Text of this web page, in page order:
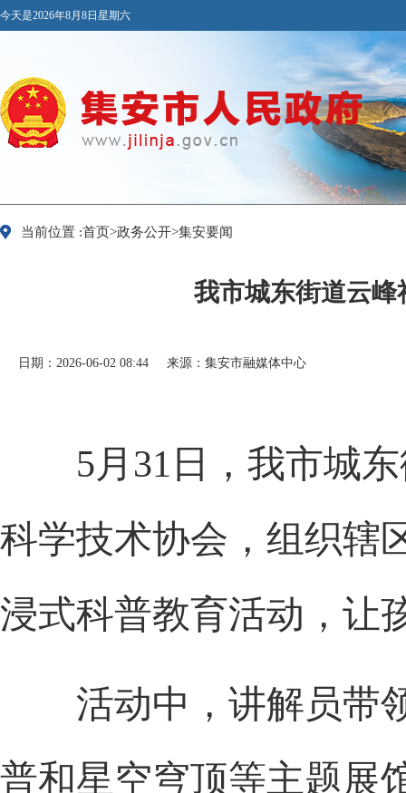
今天是2026年8月8日星期六
当前位置 :首页>政务公开>集安要闻
我市城东街道云峰
日期：2026-06-02 08:44 来源：集安市融媒体中心
5月31日，我市城东
科学技术协会，组织辖
浸式科普教育活动，让
活动中，讲解员带领
普和星空穹顶等主题展